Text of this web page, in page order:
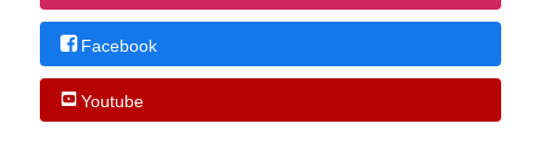
Facebook
Youtube